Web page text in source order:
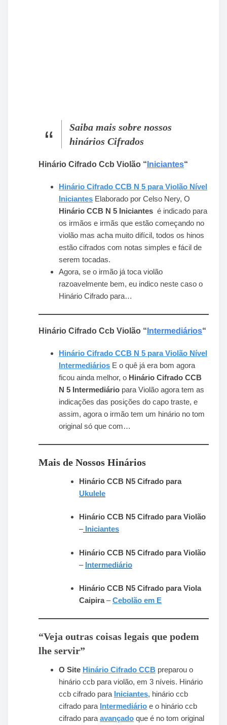
Saiba mais sobre nossos
hinários Cifrados
Hinário Cifrado Ccb Violão “ Iniciantes“
Hinário Cifrado CCB N 5 para Violão Nível
Iniciantes Elaborado por Celso Nery, O
Hinário CCB N 5 Iniciantes é indicado para
os irmãos e irmãs que estão começando no
violão mas acha muito difícil, todos os hinos
estão cifrados com notas simples e fácil de
serem tocadas.
Agora, se o irmão já toca violão
razoavelmente bem, eu indico neste caso o
Hinário Cifrado para…
Hinário Cifrado Ccb Violão “ Intermediários“
Hinário Cifrado CCB N 5 para Violão Nível
Intermediários E o quê já era bom agora
ficou ainda melhor, o Hinário Cifrado CCB
N 5 Intermediário para Violão agora tem as
indicações das posições do capo traste, e
assim, agora o irmão tem um hinário no tom
original só que com…
Mais de Nossos Hinários
Hinário CCB N5 Cifrado para
Ukulele
Hinário CCB N5 Cifrado para Violão
–Iniciantes
Hinário CCB N5 Cifrado para Violão
– Intermediário
Hinário CCB N5 Cifrado para Viola
Caipira–Cebolão em E
“Veja outras coisas legais que podem
lhe servir”
O Site Hinário Cifrado CCB preparou o
hinário ccb para violão, em 3 níveis. Hinário
ccb cifrado para Iniciantes, hinário ccb
cifrado para Intermediário e o hinário ccb
cifrado para avançado que é no tom original